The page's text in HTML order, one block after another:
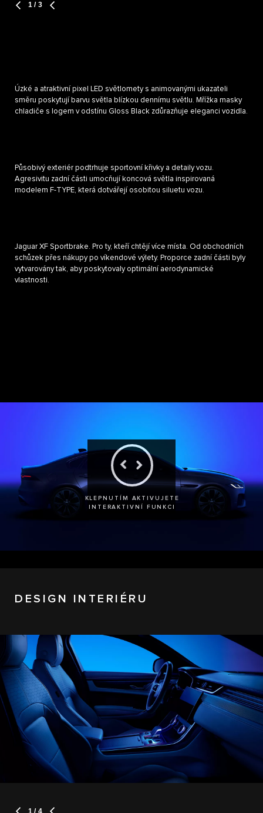
1 / 3
Úzké a atraktivní pixel LED světlomety s animovanými ukazateli
směru poskytují barvu světla blízkou dennímu světlu. Mřížka masky
chladiče s logem v odstínu Gloss Black zdůrazňuje eleganci vozidla.
Působivý exteriér podtrhuje sportovní křivky a detaily vozu.
Agresivitu zadní části umocňují koncová světla inspirovaná
modelem F-TYPE, která dotvářejí osobitou siluetu vozu.
Jaguar XF Sportbrake. Pro ty, kteří chtějí více místa. Od obchodních
schůzek přes nákupy po víkendové výlety. Proporce zadní části byly
vytvarovány tak, aby poskytovaly optimální aerodynamické
vlastnosti.
KLEPNUTÍM AKTIVUJETE
INTERAKTIVNÍ FUNKCI
DESIGN INTERIÉRU
1 / 4